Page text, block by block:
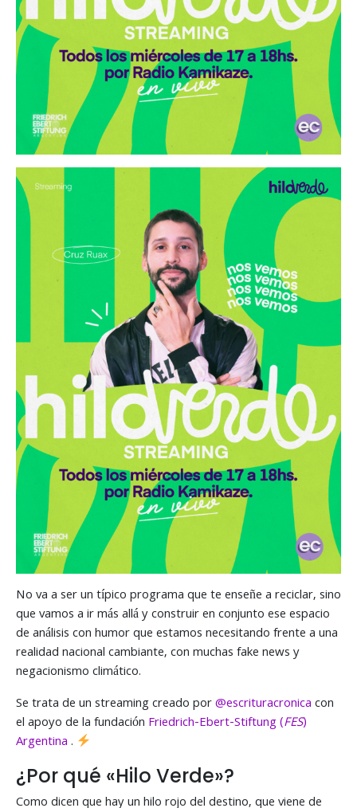
No va a ser un típico programa que te enseñe a reciclar, sino
que vamos a ir más allá y construir en conjunto ese espacio
de análisis con humor que estamos necesitando frente a una
realidad nacional cambiante, con muchas fake news y
negacionismo climático.
Se trata de un streaming creado por@escrituracronicacon
el apoyo de la fundación Friedrich-Ebert-Stiftung (FES)
Argentina.
¿Por qué «Hilo Verde»?
Como dicen que hay un hilo rojo del destino, que viene de